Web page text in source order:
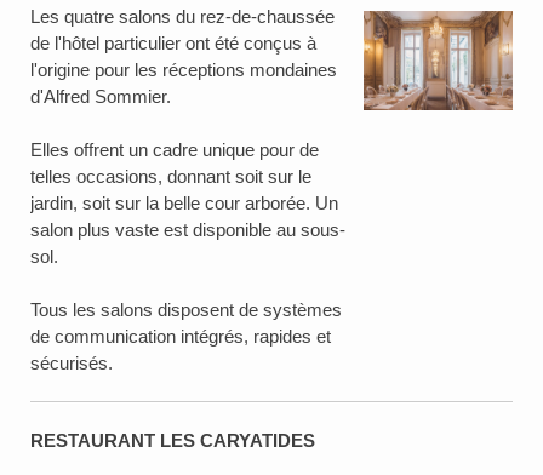
Les quatre salons du rez-de-chaussée
de l'hôtel particulier ont été conçus à
l'origine pour les réceptions mondaines
d'Alfred Sommier.
Elles offrent un cadre unique pour de
telles occasions, donnant soit sur le
jardin, soit sur la belle cour arborée. Un
salon plus vaste est disponible au sous-
sol.
Tous les salons disposent de systèmes
de communication intégrés, rapides et
sécurisés.
RESTAURANT LES CARYATIDES